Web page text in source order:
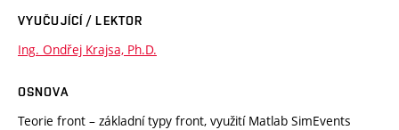
VYUČUJÍCÍ / LEKTOR
Ing. Ondřej Krajsa, Ph.D.
OSNOVA
Teorie front – základní typy front, využití Matlab SimEvents